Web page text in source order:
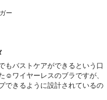
ー
もバストケアができるという口
☺️ワイヤーレスのブラですが、
できるように設計されているの